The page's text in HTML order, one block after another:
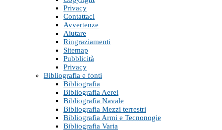
Privacy
Contattaci
Avvertenze
Aiutare
Ringraziamenti
Sitemap
Pubblicità
Privacy
Bibliografia e fonti
Bibliografia
Bibliografia Aerei
Bibliografia Navale
Bibliografia Mezzi terrestri
Bibliografia Armi e Tecnonogie
Bibliografia Varia